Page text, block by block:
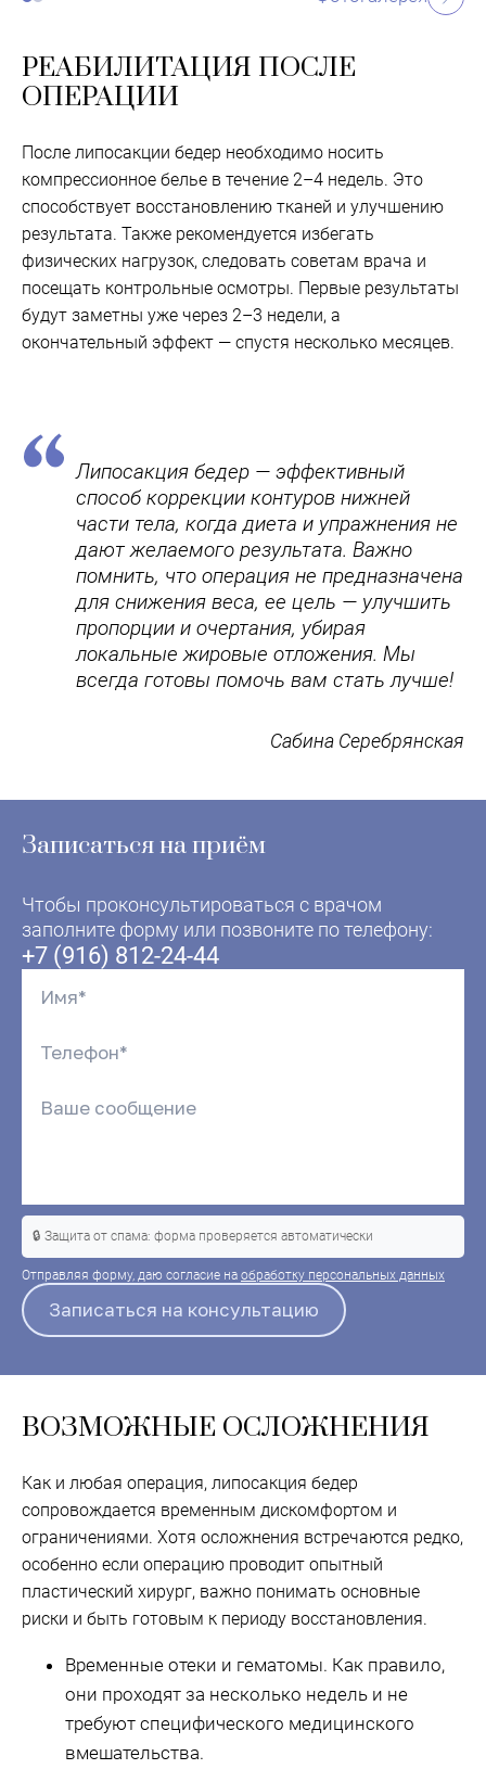
РЕАБИЛИТАЦИЯ ПОСЛЕ
ОПЕРАЦИИ
После липосакции бедер необходимо носить
компрессионное белье в течение 2–4 недель. Это
способствует восстановлению тканей и улучшению
результата. Также рекомендуется избегать
физических нагрузок, следовать советам врача и
посещать контрольные осмотры. Первые результаты
будут заметны уже через 2–3 недели, а
окончательный эффект — спустя несколько месяцев.
Липосакция бедер — эффективный
способ коррекции контуров нижней
части тела, когда диета и упражнения не
дают желаемого результата. Важно
помнить, что операция не предназначена
для снижения веса, ее цель — улучшить
пропорции и очертания, убирая
локальные жировые отложения. Мы
всегда готовы помочь вам стать лучше!
Сабина Серебрянская
Записаться на приём
🔒 Защита от спама: форма проверяется автоматически
Отправляя форму, даю согласие на обработку персональных данных
Чтобы проконсультироваться с врачом
заполните форму или позвоните по телефону:
+7 (916) 812-24-44
ВОЗМОЖНЫЕ ОСЛОЖНЕНИЯ
Как и любая операция, липосакция бедер
сопровождается временным дискомфортом и
ограничениями. Хотя осложнения встречаются редко,
особенно если операцию проводит опытный
пластический хирург, важно понимать основные
риски и быть готовым к периоду восстановления.
Временные отеки и гематомы. Как правило,
они проходят за несколько недель и не
требуют специфического медицинского
вмешательства.